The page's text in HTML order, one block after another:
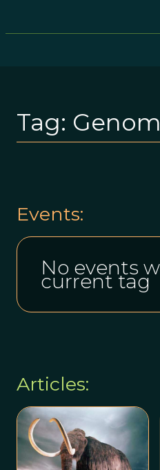
Tag:
Events:
No events
current tag
Articles: